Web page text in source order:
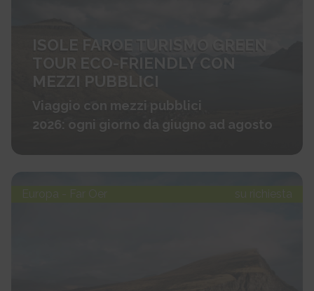
ISOLE FAROE TURISMO GREEN
TOUR ECO-FRIENDLY CON
MEZZI PUBBLICI
Viaggio con mezzi pubblici
2026: ogni giorno da giugno ad agosto
Europa - Far Oer su richiesta